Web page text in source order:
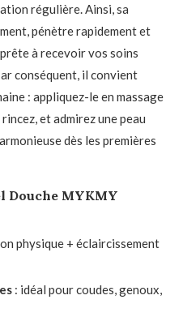
régulière. Ainsi, sa
pénètre rapidement et
à recevoir vos soins
conséquent, il convient
: appliquez-le en massage
et admirez une peau
dès les premières
Douche MYKMY
physique + éclaircissement
: idéal pour coudes, genoux,